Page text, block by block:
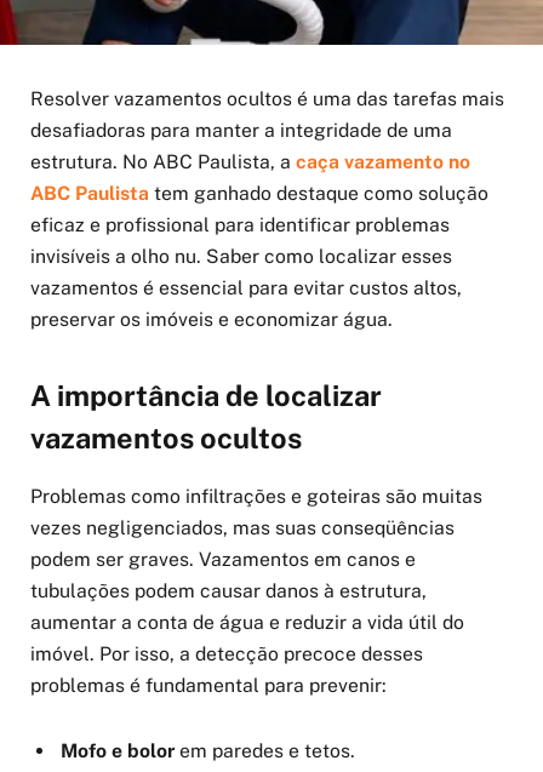
Resolver vazamentos ocultos é uma das tarefas mais
desafiadoras para manter a integridade de uma
estrutura. No ABC Paulista, a caça vazamento no
ABC Paulista tem ganhado destaque como solução
eficaz e profissional para identificar problemas
invisíveis a olho nu. Saber como localizar esses
vazamentos é essencial para evitar custos altos,
preservar os imóveis e economizar água.
A importância de localizar
vazamentos ocultos
Problemas como infiltrações e goteiras são muitas
vezes negligenciados, mas suas conseqüências
podem ser graves. Vazamentos em canos e
tubulações podem causar danos à estrutura,
aumentar a conta de água e reduzir a vida útil do
imóvel. Por isso, a detecção precoce desses
problemas é fundamental para prevenir:
Mofo e bolorem paredes e tetos.